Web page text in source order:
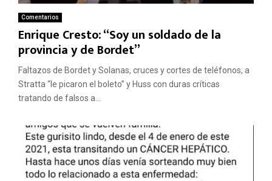
Comentarios
Enrique Cresto: “Soy un soldado de la
provincia y de Bordet”
Faltazos de Bordet y Solanas, cruces y cortes de teléfonos, a
Stratta “le picaron el boleto” y Huss con duras críticas
tratando de falsos a...